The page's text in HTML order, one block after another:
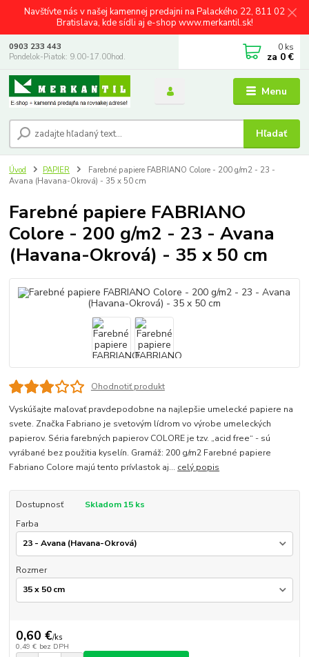
Navštívte nás v našej kamennej predajni na Palackého 22, 811 02
Bratislava, kde sídli aj e-shop www.merkantil.sk!
Menu
Hľadať
0903 233 443
Pondelok-Piatok: 9.00-17.00hod.
0 ks
za 0 €
Úvod PAPIER
Farebné papiere FABRIANO Colore - 200 g/m2 - 23 -
Avana (Havana-Okrová) - 35 x 50 cm
Farebné papiere FABRIANO
Colore - 200 g/m2 - 23 - Avana
(Havana-Okrová) - 35 x 50 cm
Ohodnotiť produkt
Vyskúšajte maľovať pravdepodobne na najlepšie umelecké papiere na
svete. Značka Fabriano je svetovým lídrom vo výrobe umeleckých
papierov. Séria farebných papierov COLORE je tzv. „acid free“ - sú
vyrábané bez použitia kyselín. Gramáž: 200 g/m2 Farebné papiere
Fabriano Colore majú tento prívlastok aj... celý popis
Dostupnosť
Skladom 15 ks
Farba
Rozmer
0,60 €/ks
0,49 € bez DPH